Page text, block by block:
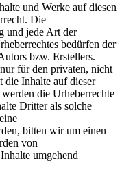
und Werke auf diesen
Die
und jede Art der
bedürfen der
bzw. Erstellers.
für den privaten, nicht
die Inhalte auf dieser
die Urheberrechte
Dritter als solche
bitten wir um einen
von
umgehend